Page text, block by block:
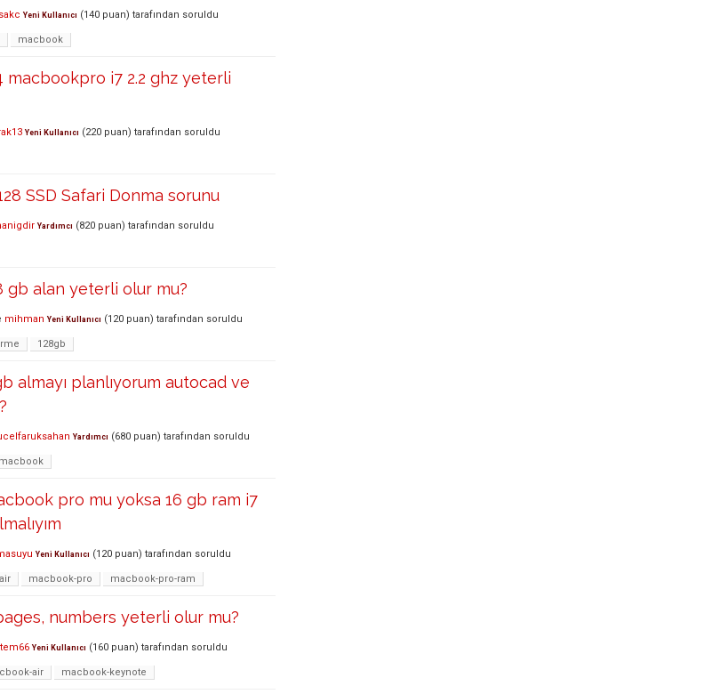
Yeni Kullanıcı (140 puan) tarafından soruldu
macbook
macbookpro i7 2.2 ghz yeterli
Yeni Kullanıcı (220 puan) tarafından soruldu
SSD Safari Donma sorunu
Yardımcı (820 puan) tarafından soruldu
gb alan yeterli olur mu?
mihman Yeni Kullanıcı (120 puan) tarafından soruldu
128gb
almayı planlıyorum autocad ve
Yardımcı (680 puan) tarafından soruldu
pro mu yoksa 16 gb ram i7
Yeni Kullanıcı (120 puan) tarafından soruldu
macbook-pro macbook-pro-ram
numbers yeterli olur mu?
Yeni Kullanıcı (160 puan) tarafından soruldu
air macbook-keynote